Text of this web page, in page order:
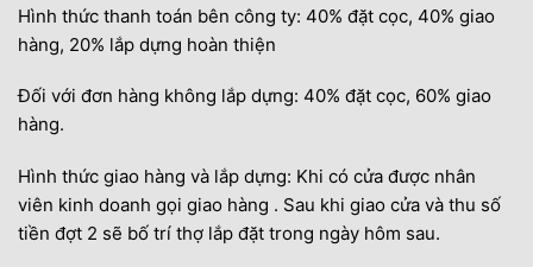
Hình thức thanh toán bên công ty: 40% đặt cọc, 40% giao
hàng, 20% lắp dựng hoàn thiện
Đối với đơn hàng không lắp dựng: 40% đặt cọc, 60% giao
hàng.
Hình thức giao hàng và lắp dựng: Khi có cửa được nhân
viên kinh doanh gọi giao hàng . Sau khi giao cửa và thu số
tiền đợt 2 sẽ bố trí thợ lắp đặt trong ngày hôm sau.